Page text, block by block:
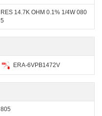
RES 14.7K OHM 0.1% 1/4W 080
5
ERA-6VPB1472V
805